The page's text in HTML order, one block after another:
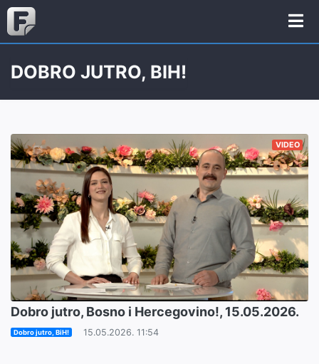
DOBRO JUTRO, BIH!
VIDEO
Dobro jutro, Bosno i Hercegovino!, 15.05.2026.
Dobro jutro, BiH! 15.05.2026. 11:54